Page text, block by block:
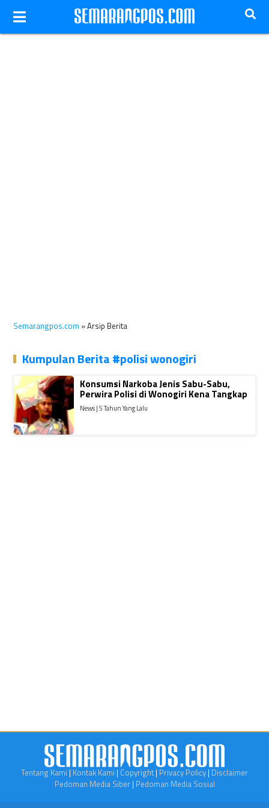
Semarangpos.com » Arsip Berita
Kumpulan Berita #polisi wonogiri
Konsumsi Narkoba Jenis Sabu-Sabu,
Perwira Polisi di Wonogiri Kena Tangkap
News | 5 Tahun Yang Lalu
Tentang Kami | Kontak Kami | Copyright | Privacy Policy | Disclaimer
Pedoman Media Siber| Pedoman Media Sosial